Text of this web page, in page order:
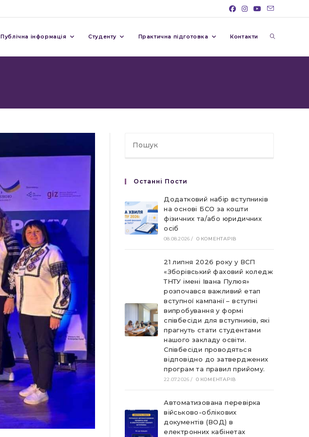
Публічна інформація Студенту Практична підготовка Контакти
Останні Пости
Додатковий набір вступників
на основі БСО за кошти
фізичних та/або юридичних
осіб
08.08.2026 / 0 КОМЕНТАРІВ
21 липня 2026 року у ВСП
«Зборівський фаховий коледж
ТНТУ імені Івана Пулюя»
розпочався важливий етап
вступної кампанії – вступні
випробування у формі
співбесіди для вступників, які
прагнуть стати студентами
нашого закладу освіти.
Співбесіди проводяться
відповідно до затверджених
програм та правил прийому.
22.07.2026 / 0 КОМЕНТАРІВ
Автоматизована перевірка
військово-облікових
документів (ВОД) в
електронних кабінетах